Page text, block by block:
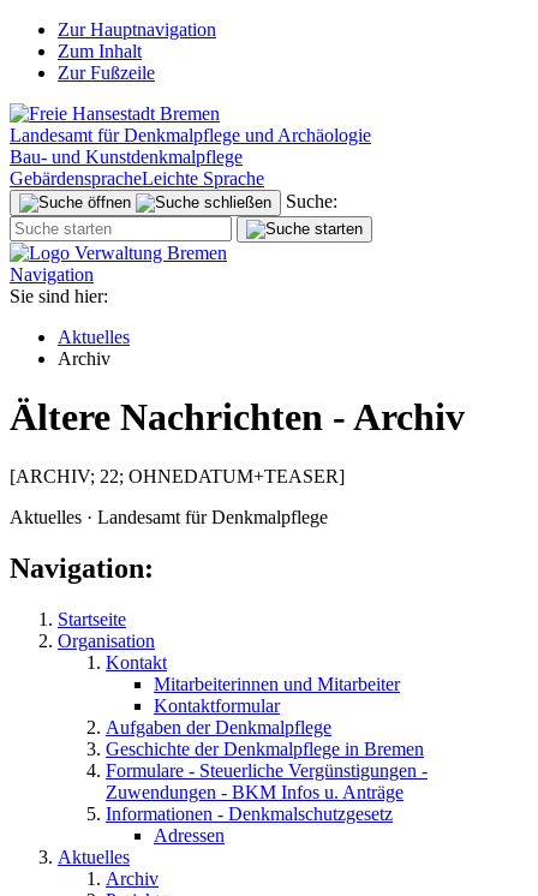
Zur Hauptnavigation
Zum Inhalt
Zur Fußzeile
Landesamt für Denkmalpflege und Archäologie
Bau- und Kunstdenkmalpflege
GebärdenspracheLeichte Sprache
Suche:
Navigation
Sie sind hier:
Aktuelles
Archiv
Ältere Nachrichten - Archiv
[ARCHIV; 22; OHNEDATUM+TEASER]
Aktuelles · Landesamt für Denkmalpflege
Navigation:
Startseite
Organisation
Kontakt
Mitarbeiterinnen und Mitarbeiter
Kontaktformular
Aufgaben der Denkmalpflege
Geschichte der Denkmalpflege in Bremen
Formulare - Steuerliche Vergünstigungen -
Zuwendungen - BKM Infos u. Anträge
Informationen - Denkmalschutzgesetz
Adressen
Aktuelles
Archiv